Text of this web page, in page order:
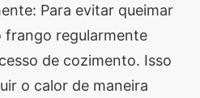
Para evitar queimar
frango regularmente
de cozimento. Isso
o calor de maneira